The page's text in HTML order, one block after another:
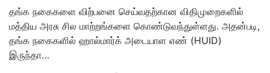
தங்க நகைகளை விற்பனை செய்வதற்கான விதிமுறைகளில்
மத்திய அரசு சில மாற்றங்களை கொண்டுவந்துள்ளது. அதன்படி,
தங்க நகைகளில் ஹால்மார்க் அடையாள எண் (HUID)
இருந்தா…